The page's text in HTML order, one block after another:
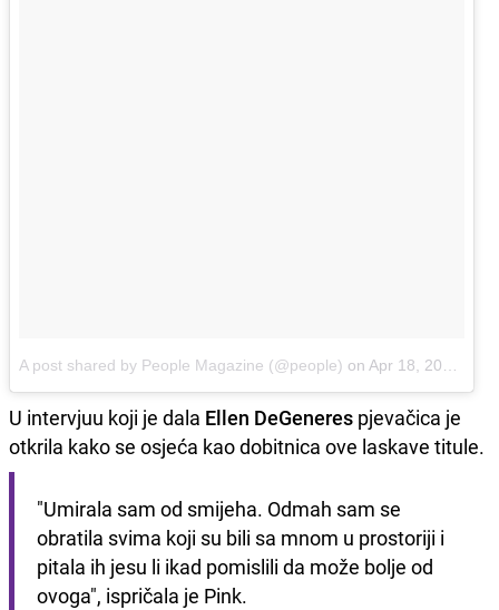
A post shared by People Magazine (@people) on Apr 18, 2018 at 4:00am PDT
U intervjuu koji je dala Ellen DeGeneres pjevačica je
otkrila kako se osjeća kao dobitnica ove laskave titule.
"Umirala sam od smijeha. Odmah sam se
obratila svima koji su bili sa mnom u prostoriji i
pitala ih jesu li ikad pomislili da može bolje od
ovoga", ispričala je Pink.